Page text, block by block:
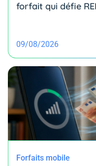
forfait qui défie
09/08/2026
Forfaits mobile